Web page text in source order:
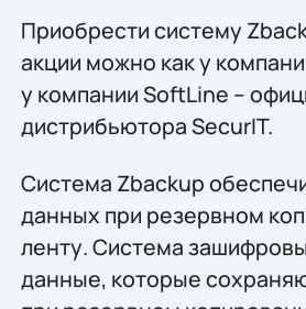
Приобрести систему
акции можно как у
у компании SoftLine –
дистрибьютора SecurIT.
Система Zbackup
данных при резервном
ленту. Система
данные, которые